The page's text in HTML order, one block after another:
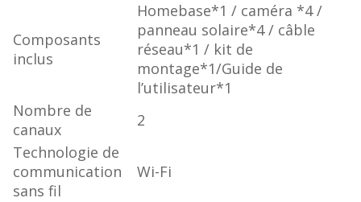
Composants
inclus
‎Homebase*1 / caméra *4 /
panneau solaire*4 / câble
réseau*1 / kit de
montage*1/Guide de
l’utilisateur*1
Nombre de
canaux
‎2
Technologie de
communication
sans fil
‎Wi-Fi